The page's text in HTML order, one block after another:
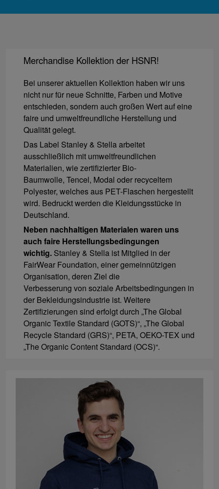
Merchandise Kollektion der HSNR!
Bei unserer aktuellen Kollektion haben wir uns
nicht nur für neue Schnitte, Farben und Motive
entschieden, sondern auch großen Wert auf eine
faire und umweltfreundliche Herstellung und
Qualität gelegt.
Das Label Stanley & Stella arbeitet
ausschließlich mit umweltfreundlichen
Materialien, wie zertifizierter Bio-
Baumwolle, Tencel, Modal oder recyceltem
Polyester, welches aus PET-Flaschen hergestellt
wird. Bedruckt werden die Kleidungsstücke in
Deutschland.
Neben nachhaltigen Materialen waren uns
auch faire Herstellungsbedingungen
wichtig. Stanley & Stella ist Mitglied in der
FairWear Foundation, einer gemeinnützigen
Organisation, deren Ziel die
Verbesserung von soziale Arbeitsbedingungen in
der Bekleidungsindustrie ist. Weitere
Zertifizierungen sind erfolgt durch „The Global
Organic Textile Standard (GOTS)“, „The Global
Recycle Standard (GRS)“, PETA, OEKO-TEX und
„The Organic Content Standard (OCS)“.